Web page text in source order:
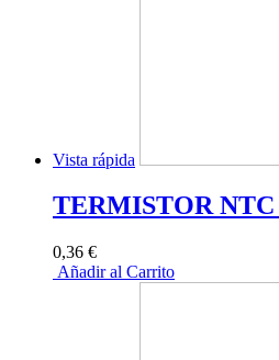
Vista rápida
TERMISTOR NTC
0,36 €
Añadir al Carrito